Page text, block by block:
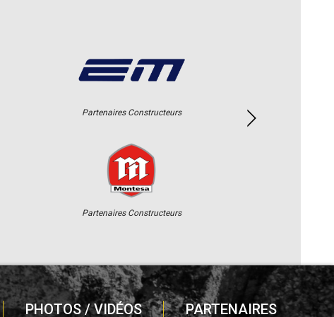
Partenaires Constructeurs
Partenaires Constructeurs
PHOTOS / VIDÉOS PARTENAIRES